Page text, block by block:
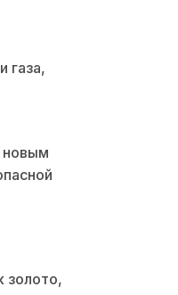
газа,
новым
золото,